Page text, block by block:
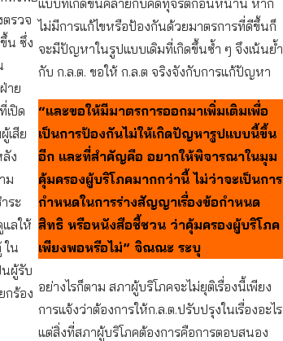
ตรวจ
น ซึ่ง
าย
เปิด
เสีย
ง
ม
ระ
ลให้
ใน
ผู้รับ
กร้อง
ไม่มีการแก้ไขหรือป้องกันด้วยมาตรการที่ดีขึ้นก็
จะมีปัญหาในรูปแบบเดิมที่เกิดขึ้นซ้ำ ๆ จึงเน้นย้ำ
กับ ก.ล.ต. ขอให้ ก.ล.ต จริงจังกับการแก้ปัญหา
“และขอให้มีมาตรการออกมาเพิ่มเติมเพื่อ
เป็นการป้องกันไม่ให้เกิดปัญหารูปแบบนี้ขึ้น
อีก และที่สำคัญคือ อยากให้พิจารณาในมุม
คุ้มครองผู้บริโภคมากกว่านี้ ไม่ว่าจะเป็นการ
กำหนดในการร่างสัญญาเรื่องข้อกำหนด
สิทธิ หรือหนังสือชี้ชวน ว่าคุ้มครองผู้บริโภค
เพียงพอหรือไม่” จิณณะ ระบุ
อย่างไรก็ตาม สภาผู้บริโภคจะไม่ยุติเรื่องนี้เพียง
การแจ้งว่าต้องการให้ก.ล.ต.ปรับปรุงในเรื่องอะไร
แต่สิ่งที่สภาผู้บริโภคต้องการคือการตอบสนอง